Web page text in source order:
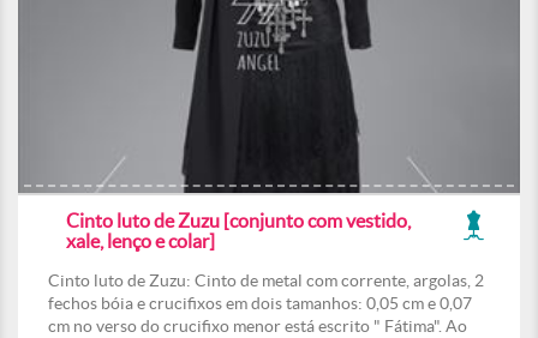
Cinto luto de Zuzu [conjunto com vestido,
xale, lenço e colar]
Cinto luto de Zuzu: Cinto de metal com corrente, argolas, 2
fechos bóia e crucifixos em dois tamanhos: 0,05 cm e 0,07
cm no verso do crucifixo menor está escrito " Fátima". Ao